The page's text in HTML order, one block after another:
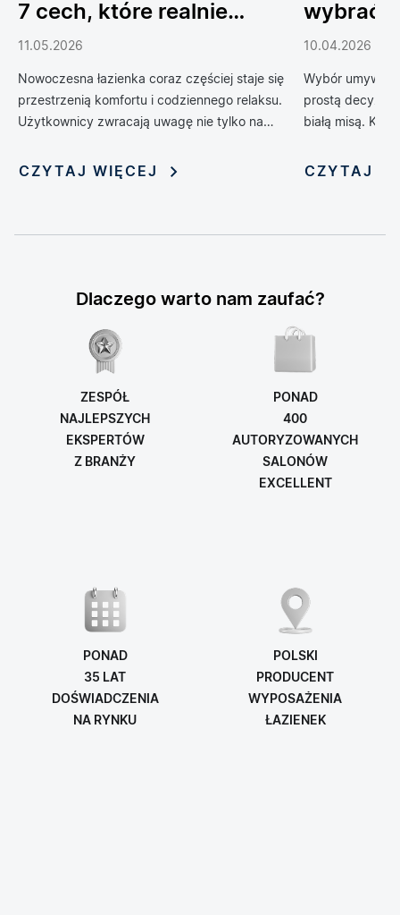
7 cech, które realnie
podnoszą komfort
codziennego życia
11.05.2026
Nowoczesna łazienka coraz częściej staje się
przestrzenią komfortu i codziennego relaksu.
Użytkownicy zwracają uwagę nie tylko na
poprawiają wygodę, higienę i funkcjonalność
zaawansowanych urządzeń sprawia, że stają
modnym elementem aranżacji łazienek.
CZYTAJ WIĘCEJ
wybrać
do
10.04.2026
Wybór
prostą decyzją
białą misą.
oferując
CZYTAJ
Dlaczego warto nam zaufać?
ZESPÓŁ
NAJLEPSZYCH
EKSPERTÓW
Z BRANŻY
PONAD
400
AUTORYZOWANYCH
SALONÓW
EXCELLENT
PONAD
35 LAT
DOŚWIADCZENIA
NA RYNKU
POLSKI
PRODUCENT
WYPOSAŻENIA
ŁAZIENEK